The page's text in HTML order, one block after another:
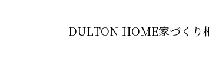
DULTON HOME家づくり